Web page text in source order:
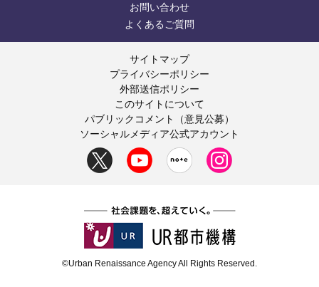
お問い合わせ
よくあるご質問
サイトマップ
プライバシーポリシー
外部送信ポリシー
このサイトについて
パブリックコメント（意見公募）
ソーシャルメディア公式アカウント
©Urban Renaissance Agency All Rights Reserved.